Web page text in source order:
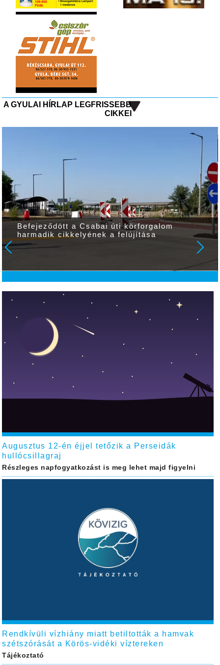
A GYULAI HÍRLAP LEGFRISSEBB
CIKKEI
Befejeződött a Csabai úti körforgalom
harmadik cikkelyének a felújítása
Augusztus 12-én éjjel tetőzik a Perseidák
hullócsillagraj
Részleges napfogyatkozást is meg lehet majd figyelni
Rendkívüli vízhiány miatt betiltották a hamvak
szétszórását a Körös-vidéki víztereken
Tájékoztató